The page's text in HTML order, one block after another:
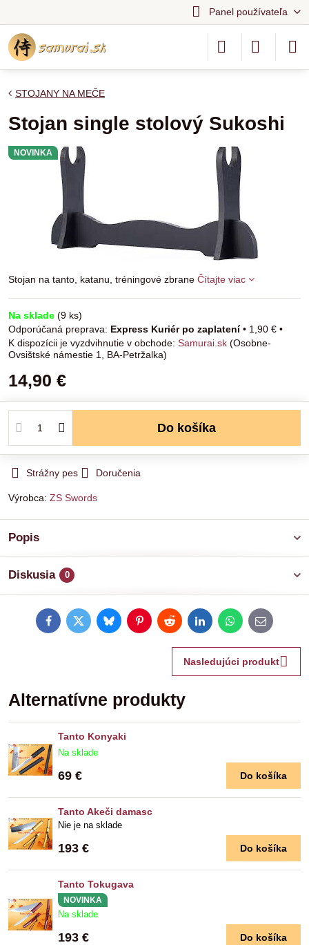
Panel používateľa
NOVINKA
STOJANY NA MEČE
Stojan single stolový Sukoshi
Stojan na tanto, katanu, tréningové zbrane Čítajte viac
Na sklade (9 ks)
Express Kuriér po zaplatení• 1,90 € •
Samurai.sk (Osobne-
Ovsištské námestie 1, BA-Petržalka)
14,90 €
Do košíka
Strážny pes Doručenia
Výrobca: ZS Swords
Popis
Diskusia 0
FacebookTwitterBlueskyPinterestRedditLinkedInWhatsApp
E-
mail
Nasledujúci produkt
Alternatívne produkty
Tanto Konyaki
Na sklade
69 € Do košíka
Tanto Akeči damasc
Nie je na sklade
193 € Do košíka
Tanto Tokugava
NOVINKA
Na sklade
193 € Do košíka